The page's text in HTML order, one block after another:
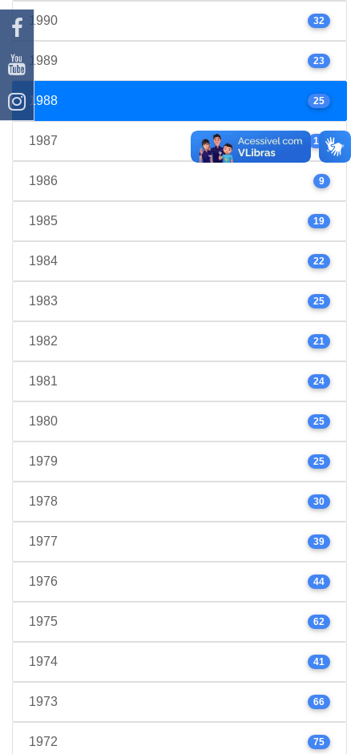
1990 32
1989 23
1988 25
1987 17
1986 9
1985 19
1984 22
1983 25
1982 21
1981 24
1980 25
1979 25
1978 30
1977 39
1976 44
1975 62
1974 41
1973 66
1972 75